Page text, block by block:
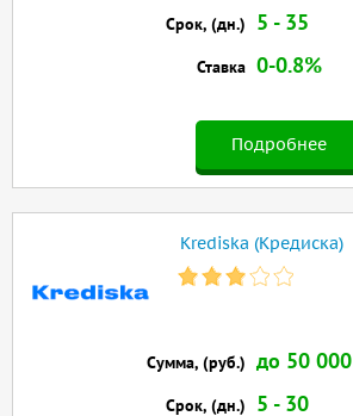
Подробнее
Срок, (дн.) 5 - 35
Ставка 0-0.8%
Krediska (Кредиска)
Сумма, (руб.) до 50 000
Срок, (дн.) 5 - 30